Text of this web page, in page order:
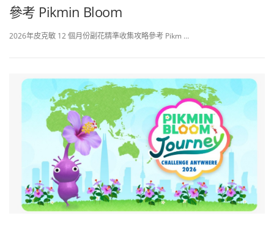
參考 Pikmin Bloom
2026年皮克敏 12 個月份副花精準收集攻略參考 Pikm …